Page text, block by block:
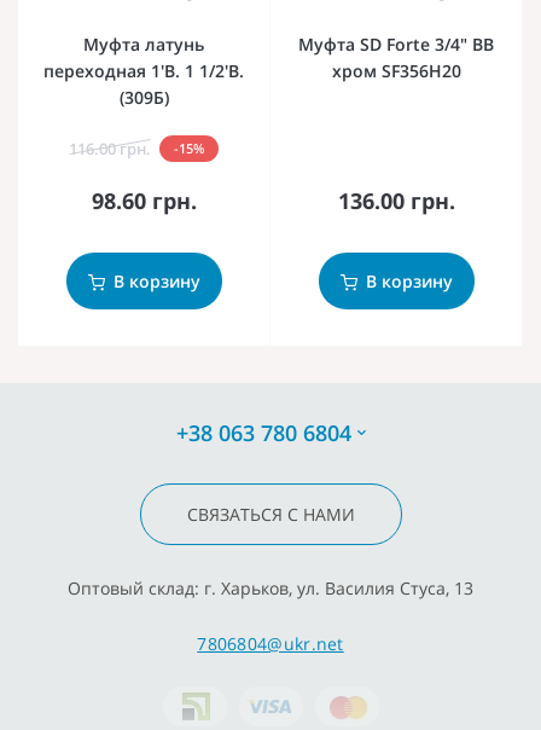
Муфта латунь
переходная 1'В. 1 1/2'В.
(309Б)
116.00 грн. -15%
98.60 грн.
В корзину
Муфта SD Forte 3/4" ВВ
хром SF356H20
136.00 грн.
В корзину
+38 063 780 6804
СВЯЗАТЬСЯ С НАМИ
Оптовый склад: г. Харьков, ул. Василия Стуса, 13
7806804@ukr.net